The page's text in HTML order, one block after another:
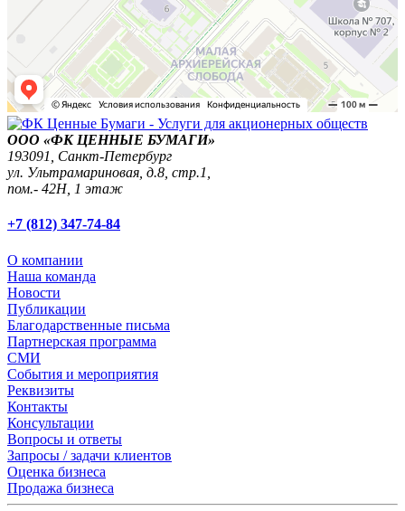
ООО «ФК ЦЕННЫЕ БУМАГИ»
193091, Санкт-Петербург
ул. Ультрамариновая, д.8, стр.1,
пом.- 42Н, 1 этаж
+7 (812) 347-74-84
О компании
Наша команда
Новости
Публикации
Благодарственные письма
Партнерская программа
СМИ
События и мероприятия
Реквизиты
Контакты
Консультации
Вопросы и ответы
Запросы / задачи клиентов
Оценка бизнеса
Продажа бизнеса